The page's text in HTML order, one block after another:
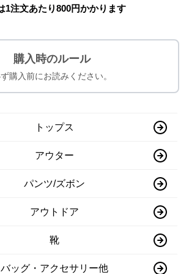
1注文あたり800円かかります
購入時のルール
購入前にお読みください。
トップス
アウター
パンツ/ズボン
アウトドア
靴
バッグ・アクセサリー他